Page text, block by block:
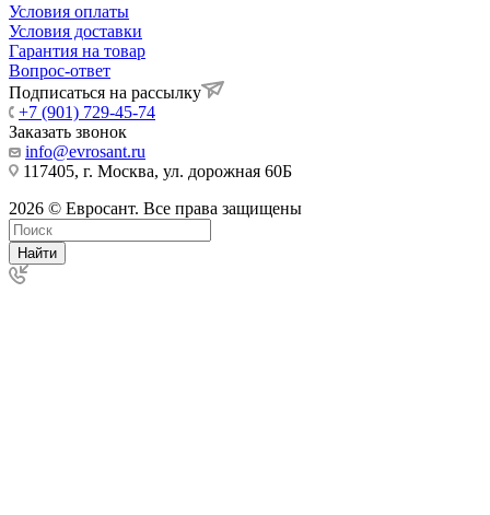
Условия оплаты
Условия доставки
Гарантия на товар
Вопрос-ответ
Подписаться на рассылку
+7 (901) 729-45-74
Заказать звонок
info@evrosant.ru
117405, г. Москва, ул. дорожная 60Б
2026 © Евросант. Все права защищены
Найти